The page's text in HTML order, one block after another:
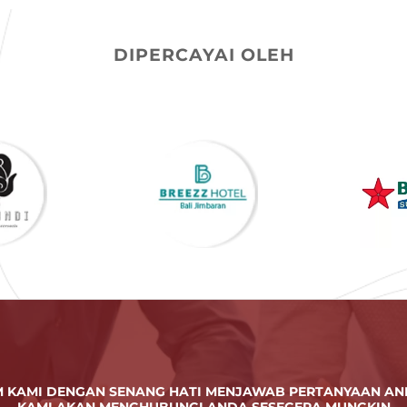
DIPERCAYAI OLEH
KAMI DENGAN SENANG HATI MENJAWAB PERTANYAAN